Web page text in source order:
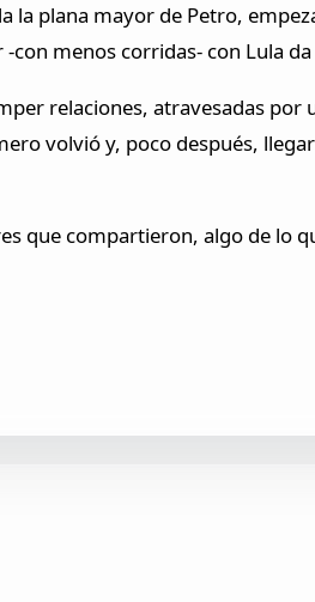
plana mayor de Petro,
menos corridas- con Lula da
relaciones, atravesadas
volvió y, poco después,
que compartieron, algo de lo